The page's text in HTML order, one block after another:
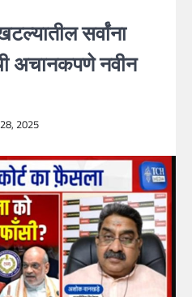
सर्वांना
अचानकपणे नवीन
2025